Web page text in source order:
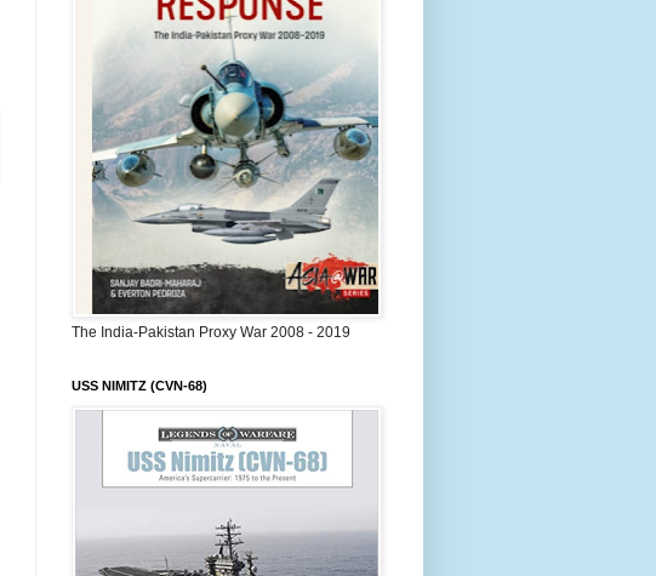
The India-Pakistan Proxy War 2008 - 2019
USS NIMITZ (CVN-68)